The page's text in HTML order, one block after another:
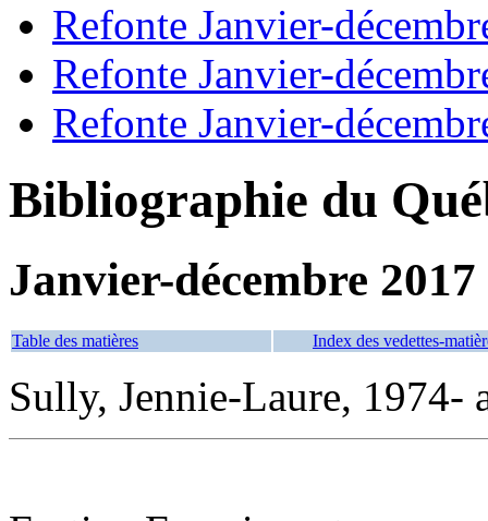
Refonte Janvier-
Refonte Janvier-
Refonte Janvier-
Bibliographie du
Janvier-décembre 2017
Table des matières Index des vedettes-
Sully, Jennie-Laure, 1974-